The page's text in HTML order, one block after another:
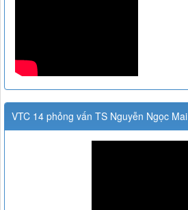
VTC 14 phỏng vấn TS Nguyễn Ngọc Mai